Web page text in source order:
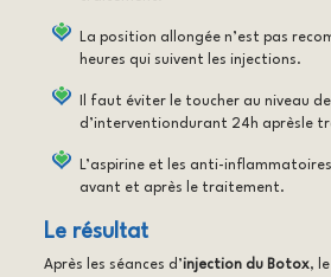
La position allongée n’est pas
heures qui suivent les injections.
Il faut éviter le toucher au niveau
d’interventiondurant 24h aprèsle
L’aspirine et les anti-
avant et après le traitement.
Le résultat
Après les séances d’injection du Botox,